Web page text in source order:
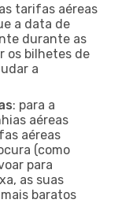
tarifas aéreas
a data de
durante as
os bilhetes de
a
: para a
aéreas
aéreas
(como
para
as suas
baratos